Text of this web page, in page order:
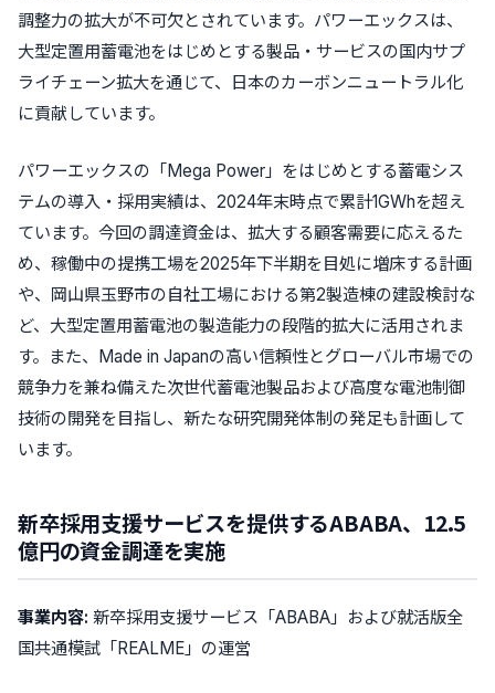
調整力の拡大が不可欠とされています。パワーエックスは、
大型定置用蓄電池をはじめとする製品・サービスの国内サプ
ライチェーン拡大を通じて、日本のカーボンニュートラル化
に貢献 しています。
パワーエックスの 「Mega Power」 をはじめとする蓄電シス
テムの導入・採用実績は、2024年末時点で累計1GWhを超え
ています。今回の調達資金は、拡大する顧客需要に応えるた
め、稼働中の提携工場を2025年下半期を目処に増床する計画
や、岡山県玉野市の自社工場における第2製造棟の建設検討な
ど、 大型定置用蓄電池の製造能力の段階的拡大に活用されま
す。また、Made in Japanの高い信頼性とグローバル市場での
競争力を兼ね備えた次世代蓄電池製品および高度な電池制御
技術の開発を目指し、新たな研究開発体制の発足も計画して
います。
新卒採用支援サービスを提供するABABA、12.5
億円の資金調達を実施
事業内容: 新卒採用支援サービス「ABABA」および就活版全
国共通模試「REALME」の運営